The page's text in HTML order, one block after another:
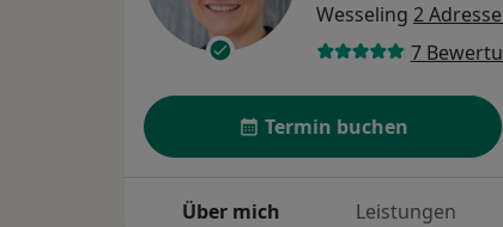
Wesseling 2
7
Termin buchen
Über mich Leistungen